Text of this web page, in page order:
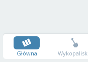
Główna